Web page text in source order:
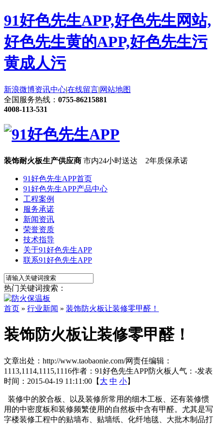
91好色先生APP,好色先生网站,
好色先生黄的APP,好色先生污
黄成人污
新浪微博资讯中心|在线留言|网站地图
全国服务热线： 0755-86215881
4008-113-531
装饰耐火板生产供应商 市内24小时送达 2年质保承诺
91好色先生APP首页
91好色先生APP产品中心
工程案例
服务承诺
新闻资讯
荣誉资质
技术指导
关于91好色先生APP
联系91好色先生APP
热门关键词搜索：
首页 » 行业新闻 » 装饰防火板让装修零甲醛！
装饰防火板让装修零甲醛！
文章出处：http://www.taobaonie.com/网责任编辑：
1113,1114,1115,1116作者：91好色先生APP防火板 人气： -发表
时间：2015-04-19 11:11:00【 大 中 小】
装修中的胶合板、以及装修所常用的细木工板、还有装修惯
用的中密度板和装修频繁使用的自然板中含有甲醛。尤其是写
字楼装修工程中的贴墙布、贴墙纸、化纤地毯、大批木制品打